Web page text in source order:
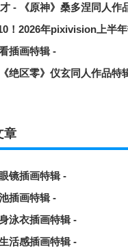
- 《原神》桑多涅同人作
！2026年pixivision上半
插画特辑 -
绝区零》仪玄同人作品特
章
镜插画特辑 -
插画特辑 -
泳衣插画特辑 -
活感插画特辑 -